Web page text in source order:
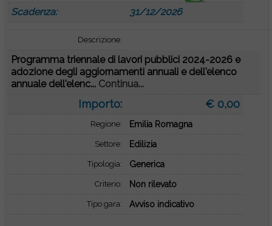
Scadenza: 31/12/2026
Descrizione:
Programma triennale di lavori pubblici 2024-2026 e
adozione degli aggiornamenti annuali e dell'elenco
annuale dell'elenc... Continua...
Importo: € 0,00
Regione: Emilia Romagna
Settore: Edilizia
Tipologia: Generica
Criterio: Non rilevato
Tipo gara: Avviso indicativo